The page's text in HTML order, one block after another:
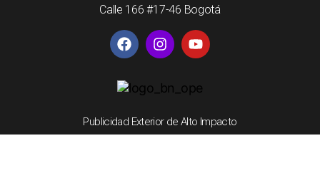
Calle 166 #17-46 Bogotá
Publicidad Exterior de Alto Impacto